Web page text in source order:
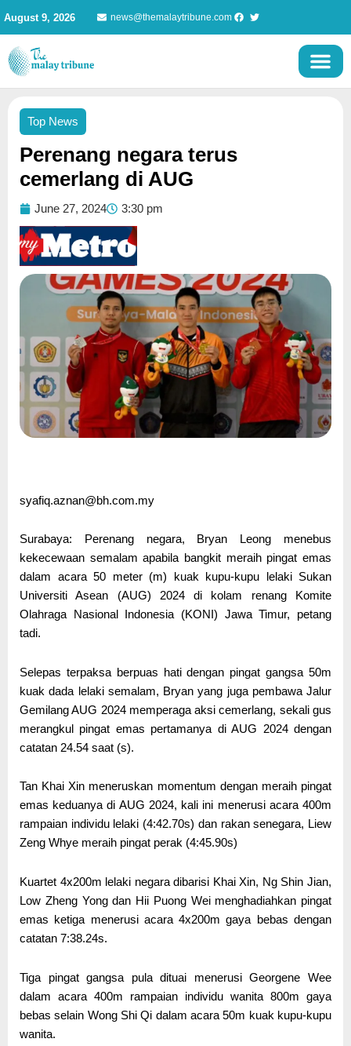
content
August 9, 2026 news@themalaytribune.com
Top News
Perenang negara terus
cemerlang di AUG
June 27, 2024 3:30 pm
syafiq.aznan@bh.com.my
Surabaya: Perenang negara, Bryan Leong menebus
kekecewaan semalam apabila bangkit meraih pingat emas
dalam acara 50 meter (m) kuak kupu-kupu lelaki Sukan
Universiti Asean (AUG) 2024 di kolam renang Komite
Olahraga Nasional Indonesia (KONI) Jawa Timur, petang
tadi.
Selepas terpaksa berpuas hati dengan pingat gangsa 50m
kuak dada lelaki semalam, Bryan yang juga pembawa Jalur
Gemilang AUG 2024 memperaga aksi cemerlang, sekali gus
merangkul pingat emas pertamanya di AUG 2024 dengan
catatan 24.54 saat (s).
Tan Khai Xin meneruskan momentum dengan meraih pingat
emas keduanya di AUG 2024, kali ini menerusi acara 400m
rampaian individu lelaki (4:42.70s) dan rakan senegara, Liew
Zeng Whye meraih pingat perak (4:45.90s)
Kuartet 4x200m lelaki negara dibarisi Khai Xin, Ng Shin Jian,
Low Zheng Yong dan Hii Puong Wei menghadiahkan pingat
emas ketiga menerusi acara 4x200m gaya bebas dengan
catatan 7:38.24s.
Tiga pingat gangsa pula dituai menerusi Georgene Wee
dalam acara 400m rampaian individu wanita 800m gaya
bebas selain Wong Shi Qi dalam acara 50m kuak kupu-kupu
wanita.